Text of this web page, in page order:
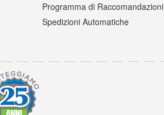
Programma di Raccomandazioni
Spedizioni Automatiche